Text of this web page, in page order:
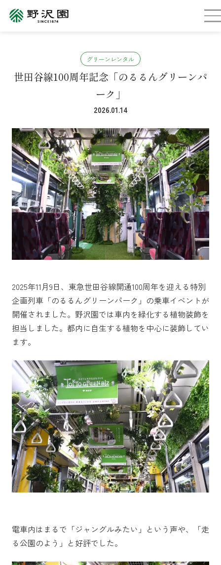
グリーンレンタル
世田谷線100周年記念「のるるんグリーンパ
ーク」
2026.01.14
2025年11月9日、東急世田谷線開通100周年を迎える特別
企画列車「のるるんグリーンパーク」の乗車イベントが
開催されました。野沢園では車内を緑化する植物装飾を
担当しました。都内に自生する植物を中心に装飾してい
ます。
電車内はまるで「ジャングルみたい」という声や、「走
る公園のよう」と好評でした。